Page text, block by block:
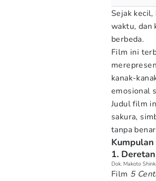
Sejak
waktu, dan
berbeda.
Film ini
kanak-
emosional
Judul film
sakura,
tanpa
1.
Dok. Makoto
Film 5